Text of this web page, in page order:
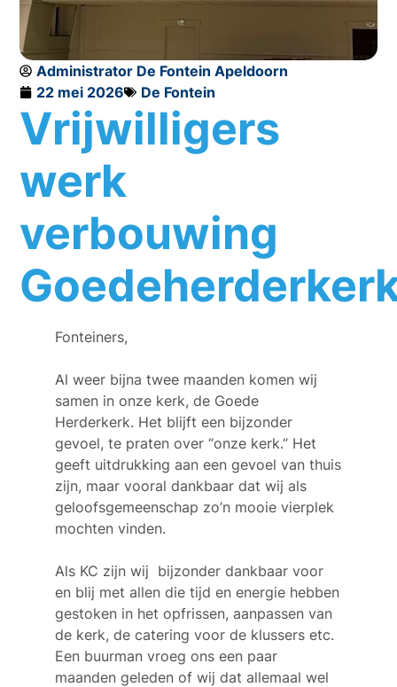
Administrator De Fontein Apeldoorn
22 mei 2026
De Fontein
Vrijwilligers
werk
verbouwing
Fonteiners,
Al weer bijna twee maanden komen wij
samen in onze kerk, de Goede
Herderkerk. Het blijft een bijzonder
gevoel, te praten over “onze kerk.” Het
geeft uitdrukking aan een gevoel van thuis
zijn, maar vooral dankbaar dat wij als
geloofsgemeenschap zo’n mooie vierplek
mochten vinden.
Als KC zijn wij bijzonder dankbaar voor
en blij met allen die tijd en energie hebben
gestoken in het opfrissen, aanpassen van
de kerk, de catering voor de klussers etc.
Een buurman vroeg ons een paar
maanden geleden of wij dat allemaal wel